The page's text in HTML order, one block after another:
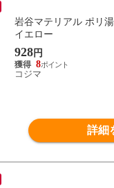
岩谷マテリアル ポリ
イエロー
928円
8
コジマ
詳細